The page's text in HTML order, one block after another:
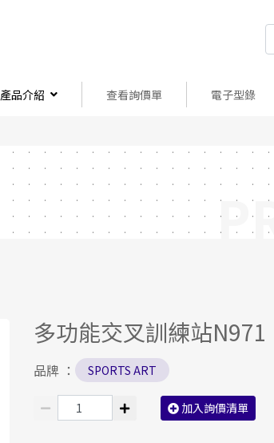
產品介紹 查看詢價單 電子型錄
多功能交叉訓練站N971
品牌 ： SPORTS ART
加入詢價清單